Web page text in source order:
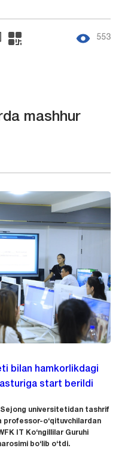
553
mashhur
bilan hamkorlikdagi
start berildi
universitetidan tashrif
professor-o‘qituvchilardan
IT Ko‘ngillilar Guruhi
bo‘lib o‘tdi.